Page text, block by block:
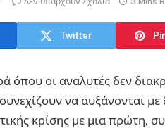
Twitter
όπου οι αναλυτές δεν
συνεχίζουν να αυξάνονται
κρίσης με μια πρώτη,